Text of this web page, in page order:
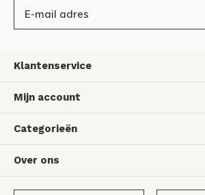
Klantenservice
Mijn account
Categorieën
Over ons